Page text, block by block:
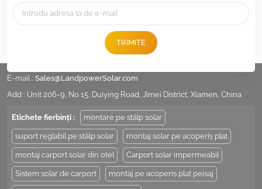
TRIMITE
E-mail : Sales@LandpowerSolar.com
Add : Unit 206-9, No 15, Duiying Road, Jimei District, Xiamen, China
Etichete fierbinți : montare pe stâlp solar
suport reglabil pe stâlp solar montaj solar pe acoperiș plat
montaj carport solar din otel Carport solar impermeabil
Sistem solar de carport montaj pe acoperiș plat peisaj